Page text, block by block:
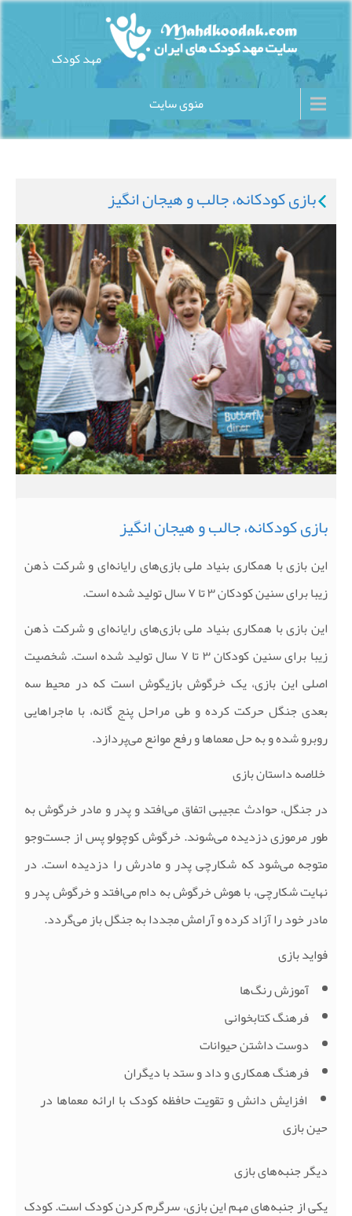
Skip
مهد کودک
سایت مهد کودک های ایران
منوی سایت
بازی کودکانه، جالب و هیجان انگیز
بازی کودکانه، جالب و هیجان انگیز
این بازی با همکاری بنیاد ملی بازی‌های رایانه‌ای و شرکت ذهن
زیبا برای سنین کودکان ۳ تا ۷ سال تولید شده است
.
این بازی با همکاری بنیاد ملی بازی‌های رایانه‌ای و شرکت ذهن
زیبا برای سنین کودکان ۳ تا ۷ سال تولید شده است. شخصیت
اصلی این بازی، یک خرگوش بازیگوش است که در محیط سه
بعدی جنگل حرکت کرده و طی مراحل پنج گانه، با ماجراهایی
روبرو شده و به حل معماها و رفع موانع می‌پردازد.
خلاصه داستان بازی
در جنگل، حوادث عجیبی اتفاق می‌افتد و پدر و مادر خرگوش به
طور مرموزی دزدیده می‌شوند. خرگوش کوچولو پس از جست‌وجو
متوجه می‌شود که شکارچی پدر و مادرش را دزدیده است. در
نهایت شکارچی، با هوش خرگوش به دام می‌افتد و خرگوش پدر و
مادر خود را آزاد کرده و آرامش مجددا به جنگل باز می‌گردد.
فواید بازی
آموزش رنگ‌ها
فرهنگ کتابخوانی
دوست داشتن حیوانات
فرهنگ همکاری و داد و ستد با دیگران
افزایش دانش و تقویت حافظه کودک با ارائه معماها در
حین بازی
دیگر جنبه‌های بازی
یکی از جنبه‌های مهم این بازی، سرگرم کردن کودک است. کودک